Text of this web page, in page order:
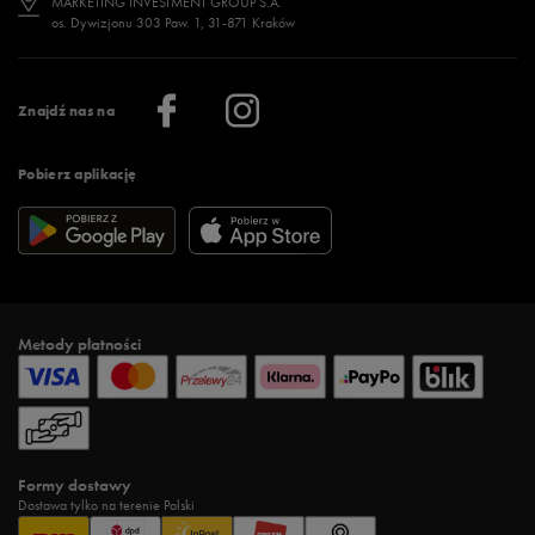
Znajdź nas na
Pobierz aplikację
Regulamin sklepu 50 style
Regulamin aplikacji 50 style
Więcej regulaminów >
Więcej >
Klub 50 style
Praca
Informacje o firmie
os. Dywizjonu 303 Paw. 1, 31-871 Kraków
Metody płatności
Formy dostawy
Dostawa tylko na terenie Polski